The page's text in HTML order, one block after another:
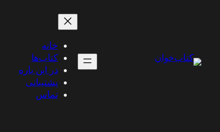
خانه
کتاب‌ها
در این باره
پشتیبانی
تماس